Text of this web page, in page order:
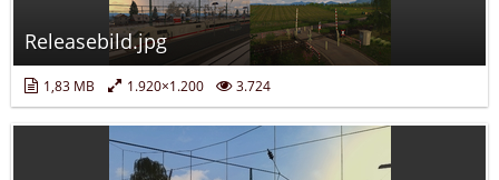
Releasebild.jpg
1,83 MB 1.920×1.200 3.724